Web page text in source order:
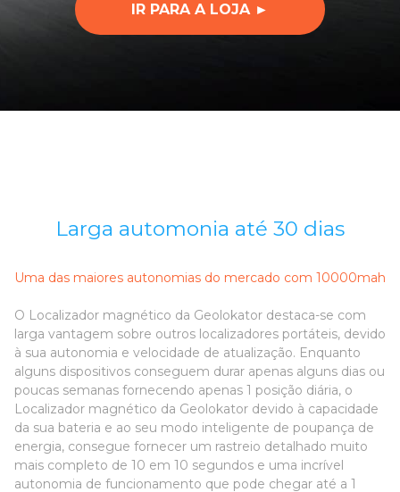
IR PARA A LOJA ►
Larga automonia até 30 dias
Uma das maiores autonomias do mercado com 10000mah
O Localizador magnético da Geolokator destaca-se com
larga vantagem sobre outros localizadores portáteis, devido
à sua autonomia e velocidade de atualização. Enquanto
alguns dispositivos conseguem durar apenas alguns dias ou
poucas semanas fornecendo apenas 1 posição diária, o
Localizador magnético da Geolokator devido à capacidade
da sua bateria e ao seu modo inteligente de poupança de
energia, consegue fornecer um rastreio detalhado muito
mais completo de 10 em 10 segundos e uma incrível
autonomia de funcionamento que pode chegar até a 1